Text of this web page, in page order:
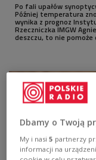
Po fali upałów
Później temperatura
wynika z prognoz
Rzeczniczka IMGW
deszczu, to nie pomoże
Dbamy o Twoją
My i nasi5 partnerzy
informacji na